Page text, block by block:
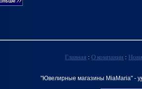
Главная :О компании :
"Ювелирные магазины MiaMaria" -